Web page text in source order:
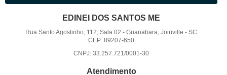
EDINEI DOS SANTOS ME
Rua Santo Agostinho, 112, Sala 02 -Guanabara, Joinville -SC
CEP: 89207-650
CNPJ: 33.257.721/0001-30
Atendimento